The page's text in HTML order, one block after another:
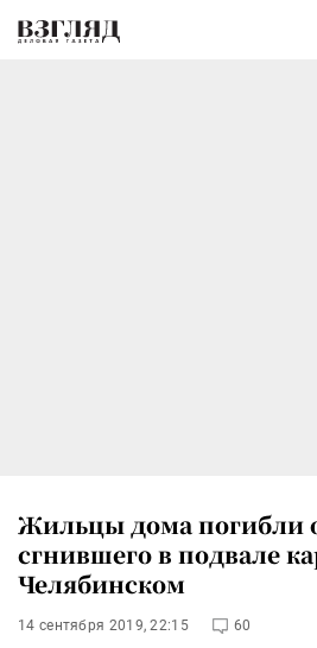
Жильцы дома погибли
сгнившего в подвале
Челябинском
14 сентября 2019, 22:15 60